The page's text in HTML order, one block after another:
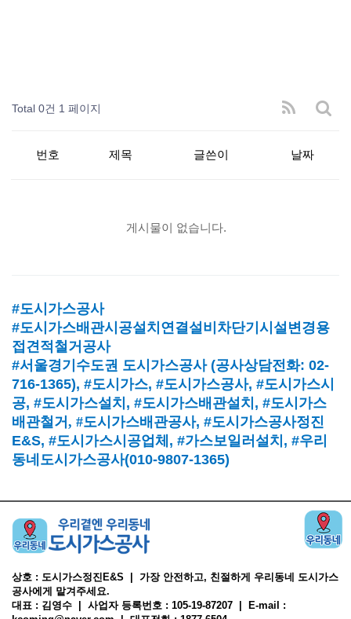
Total 0건 1 페이지
번호 제목 글쓴이 날짜
게시물이 없습니다.
#도시가스공사
#도시가스배관시공설치연결설비차단기시설변경용
접견적철거공사
#서울경기수도권 도시가스공사 (공사상담전화: 02-
716-1365), #도시가스, #도시가스공사, #도시가스시
공, #도시가스설치 , #도시가스배관설치 , #도시가스
배관철거, #도시가스배관공사, #도시가스공사정진
E&S, #도시가스시공업체 , #가스보일러설치 , #우리
동네도시가스공사(010-9807-1365)
상호 : 도시가스정진E&S | 가장 안전하고, 친절하게 우리동네 도시가스
공사에게 맡겨주세요.
대표 : 김영수 | 사업자 등록번호 : 105-19-87207 | E-mail :